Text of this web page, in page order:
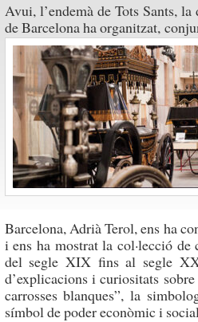
Avui, l’endemà de Tots Sants,
de Barcelona ha organitzat,
Barcelona, Adrià Terol, ens ha
i ens ha mostrat la col·lecció de
del segle XIX fins al segle
d’explicacions i curiositats
carrosses blanques”, la
símbol de poder econòmic i